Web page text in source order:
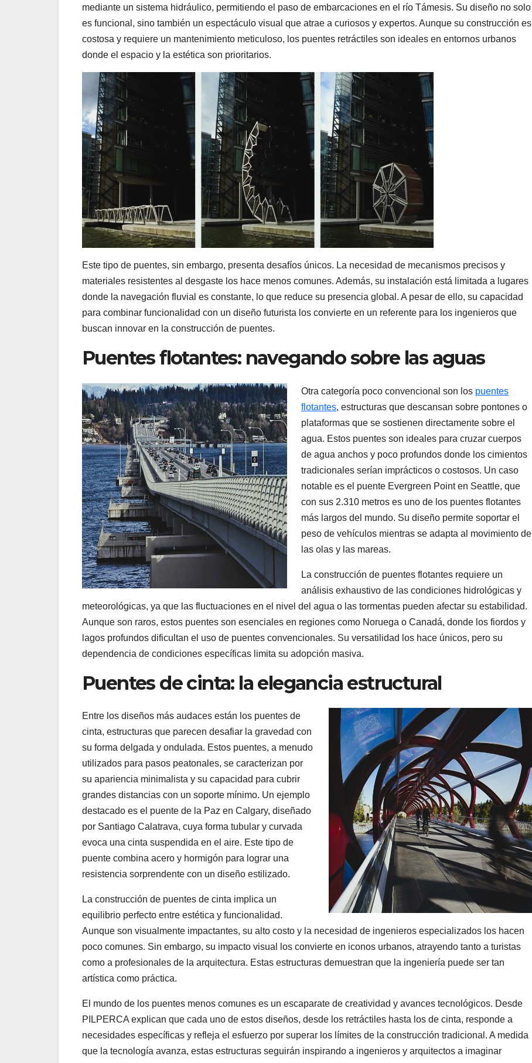
mediante un sistema hidráulico, permitiendo el paso de embarcaciones en el río Támesis. Su diseño no solo
es funcional, sino también un espectáculo visual que atrae a curiosos y expertos. Aunque su construcción es
costosa y requiere un mantenimiento meticuloso, los puentes retráctiles son ideales en entornos urbanos
donde el espacio y la estética son prioritarios.
Este tipo de puentes, sin embargo, presenta desafíos únicos. La necesidad de mecanismos precisos y
materiales resistentes al desgaste los hace menos comunes. Además, su instalación está limitada a lugares
donde la navegación fluvial es constante, lo que reduce su presencia global. A pesar de ello, su capacidad
para combinar funcionalidad con un diseño futurista los convierte en un referente para los ingenieros que
buscan innovar en la construcción de puentes.
Puentes flotantes: navegando sobre las aguas
Otra categoría poco convencional son los puentes
flotantes, estructuras que descansan sobre pontones o
plataformas que se sostienen directamente sobre el
agua. Estos puentes son ideales para cruzar cuerpos
de agua anchos y poco profundos donde los cimientos
tradicionales serían imprácticos o costosos. Un caso
notable es el puente Evergreen Point en Seattle, que
con sus 2.310 metros es uno de los puentes flotantes
más largos del mundo. Su diseño permite soportar el
peso de vehículos mientras se adapta al movimiento de
las olas y las mareas.
La construcción de puentes flotantes requiere un
análisis exhaustivo de las condiciones hidrológicas y
meteorológicas, ya que las fluctuaciones en el nivel del agua o las tormentas pueden afectar su estabilidad.
Aunque son raros, estos puentes son esenciales en regiones como Noruega o Canadá, donde los fiordos y
lagos profundos dificultan el uso de puentes convencionales. Su versatilidad los hace únicos, pero su
dependencia de condiciones específicas limita su adopción masiva.
Puentes de cinta: la elegancia estructural
Entre los diseños más audaces están los puentes de
cinta, estructuras que parecen desafiar la gravedad con
su forma delgada y ondulada. Estos puentes, a menudo
utilizados para pasos peatonales, se caracterizan por
su apariencia minimalista y su capacidad para cubrir
grandes distancias con un soporte mínimo. Un ejemplo
destacado es el puente de la Paz en Calgary, diseñado
por Santiago Calatrava, cuya forma tubular y curvada
evoca una cinta suspendida en el aire. Este tipo de
puente combina acero y hormigón para lograr una
resistencia sorprendente con un diseño estilizado.
La construcción de puentes de cinta implica un
equilibrio perfecto entre estética y funcionalidad.
Aunque son visualmente impactantes, su alto costo y la necesidad de ingenieros especializados los hacen
poco comunes. Sin embargo, su impacto visual los convierte en iconos urbanos, atrayendo tanto a turistas
como a profesionales de la arquitectura. Estas estructuras demuestran que la ingeniería puede ser tan
artística como práctica.
El mundo de los puentes menos comunes es un escaparate de creatividad y avances tecnológicos. Desde
PILPERCA explican que cada uno de estos diseños, desde los retráctiles hasta los de cinta, responde a
necesidades específicas y refleja el esfuerzo por superar los límites de la construcción tradicional. A medida
que la tecnología avanza, estas estructuras seguirán inspirando a ingenieros y arquitectos a imaginar